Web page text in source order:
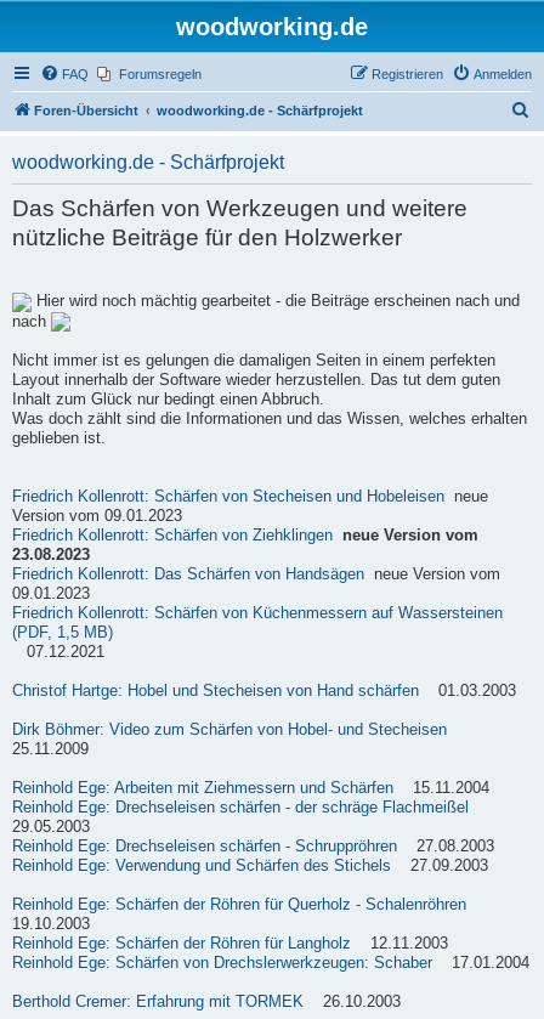
woodworking.de
FAQ Forumsregeln Anmelden
Registrieren
Foren-Übersicht woodworking.de - Schärfprojekt
woodworking.de - Schärfprojekt
Das Schärfen von Werkzeugen und weitere
nützliche Beiträge für den Holzwerker
Hier wird noch mächtig gearbeitet - die Beiträge erscheinen nach und
nach
Nicht immer ist es gelungen die damaligen Seiten in einem perfekten
Layout innerhalb der Software wieder herzustellen. Das tut dem guten
Inhalt zum Glück nur bedingt einen Abbruch.
Was doch zählt sind die Informationen und das Wissen, welches erhalten
geblieben ist.
Friedrich Kollenrott: Schärfen von Stecheisen und Hobeleisen neue
Version vom 09.01.2023
Friedrich Kollenrott: Schärfen von Ziehklingen
neue Version vom
23.08.2023
Friedrich Kollenrott: Das Schärfen von Handsägen neue Version vom
09.01.2023
Friedrich Kollenrott: Schärfen von Küchenmessern auf Wassersteinen
(PDF, 1,5 MB)
07.12.2021
Christof Hartge: Hobel und Stecheisen von Hand schärfen 01.03.2003
Dirk Böhmer: Video zum Schärfen von Hobel- und Stecheisen
25.11.2009
Reinhold Ege: Arbeiten mit Ziehmessern und Schärfen 15.11.2004
Reinhold Ege: Drechseleisen schärfen - der schräge Flachmeißel
29.05.2003
Reinhold Ege: Drechseleisen schärfen - Schruppröhren 27.08.2003
Reinhold Ege: Verwendung und Schärfen des Stichels 27.09.2003
Reinhold Ege: Schärfen der Röhren für Querholz - Schalenröhren
19.10.2003
Reinhold Ege: Schärfen der Röhren für Langholz 12.11.2003
Reinhold Ege: Schärfen von Drechslerwerkzeugen: Schaber 17.01.2004
Berthold Cremer: Erfahrung mit TORMEK 26.10.2003